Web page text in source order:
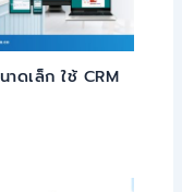
าดเล็ก ใช้ CRM